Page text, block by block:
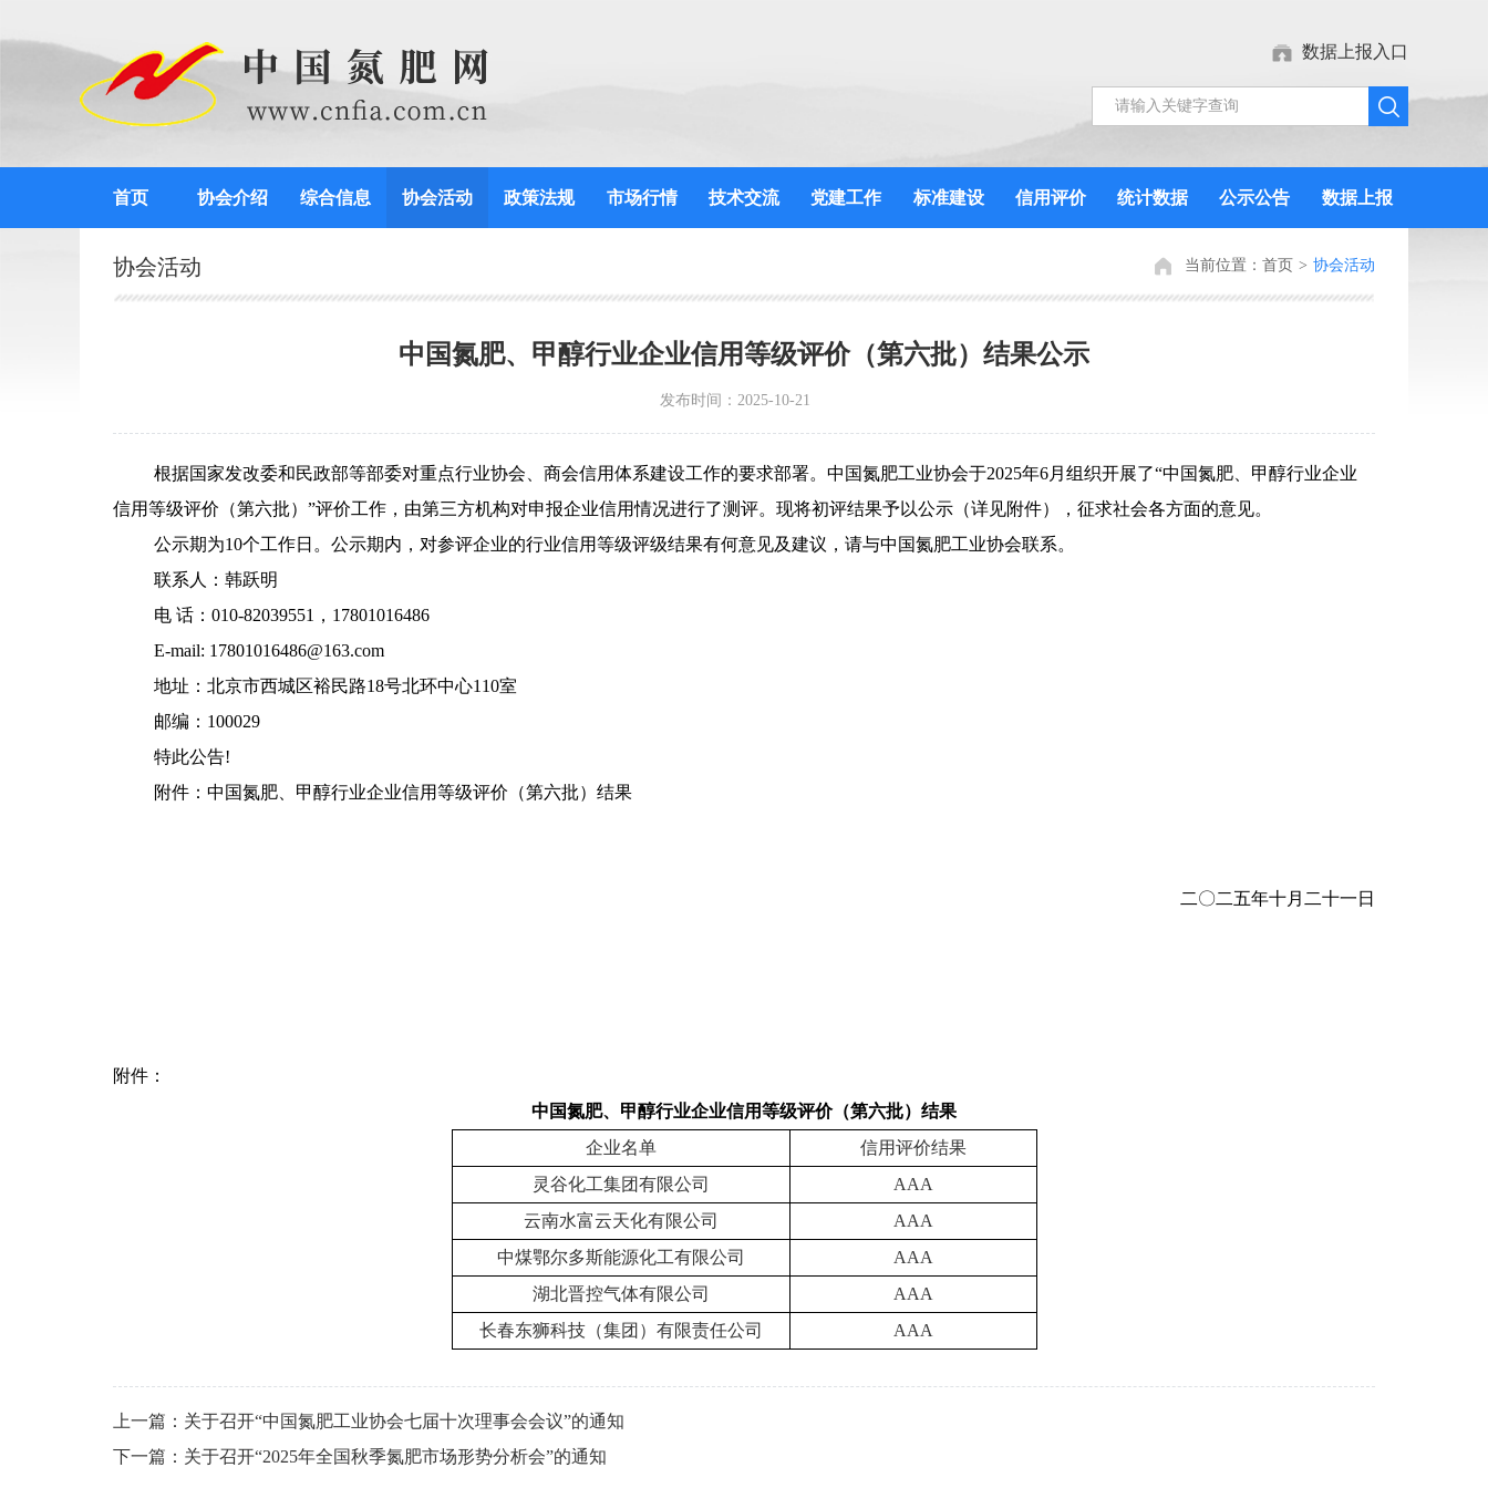
数据上报入口
首页 协会介绍 综合信息 协会活动 政策法规 市场行情 技术交流 党建工作 标准建设 信用评价 统计数据 公示公告 数据上报
协会活动 当前位置： 首页 > 协会活动
中国氮肥、甲醇行业企业信用等级评价（第六批）结果公示
发布时间：2025-10-21
根据国家发改委和民政部等部委对重点行业协会、商会信用体系建设工作的要求部署。中国氮肥工业协会于2025年6月组织开展了“中国氮肥、甲醇行业企业
信用等级评价（第六批）”评价工作，由第三方机构对申报企业信用情况进行了测评。现将初评结果予以公示（详见附件），征求社会各方面的意见。
公示期为10个工作日。公示期内，对参评企业的行业信用等级评级结果有何意见及建议，请与中国氮肥工业协会联系。
联系人：韩跃明
电 话：010-82039551，17801016486
E-mail: 17801016486@163.com
地址：北京市西城区裕民路18号北环中心110室
邮编：100029
特此公告!
附件：中国氮肥、甲醇行业企业信用等级评价（第六批）结果
二〇二五年十月二十一日
附件：
中国氮肥、甲醇行业企业信用等级评价（第六批）结果
企业名单
信用评价结果
灵谷化工集团有限公司
AAA
云南水富云天化有限公司
AAA
中煤鄂尔多斯能源化工有限公司
AAA
湖北晋控气体有限公司
AAA
长春东狮科技（集团）有限责任公司
AAA
上一篇：关于召开“中国氮肥工业协会七届十次理事会会议”的通知
下一篇：关于召开“2025年全国秋季氮肥市场形势分析会”的通知